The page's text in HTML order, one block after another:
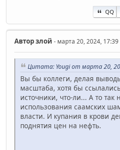
QQ
Авторзлой - марта 20, 2024, 17:39
Цитата: Yougi от марта 20,
Вы бы коллеги, делая
масштаба, хотя бы
источники, что-ли... А то так
использования саамских
власти. И купания в крови
поднятия цен на нефть.